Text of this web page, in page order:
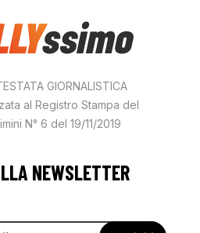
GIORNALISTICA
al Registro Stampa del
N° 6 del 19/11/2019
NEWSLETTER